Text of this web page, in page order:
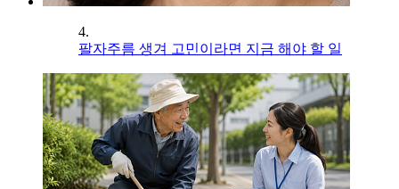
4.
팔자주름 생겨 고민이라면 지금 해야 할 일